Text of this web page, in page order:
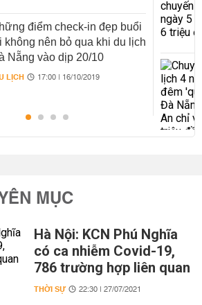
điểm check-in đẹp buổi
không nên bỏ qua khi du lịch
Nẵng vào dịp 20/10
LỊCH 17:00 | 16/10/2019
MỤC
Hà Nội: KCN Phú Nghĩa
có ca nhiễm Covid-19,
786 trường hợp liên quan
THỜI SỰ 22:30 | 27/07/2021